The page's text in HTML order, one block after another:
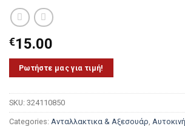
€15.00
Ρωτήστε μας για τιμή!
SKU: 324110850
Categories: Ανταλλακτικα & Αξεσουάρ